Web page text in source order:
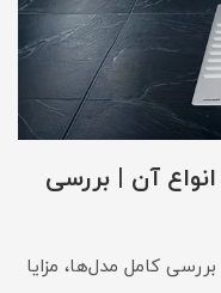
آن | بررسی
کامل مدل‌ها، مزایا